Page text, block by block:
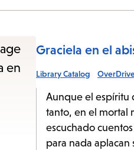
Graciela en el
Library Catalog
Aunque el espíritu
tanto, en el mortal
escuchado
para nada